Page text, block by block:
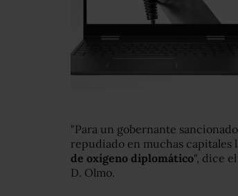
"Para un gobernante
repudiado en muchas capitales
de oxígeno diplomático", dice
D. Olmo.